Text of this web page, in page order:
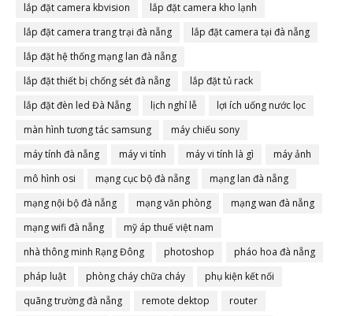
lắp đặt camera kbvision
lắp đặt camera kho lạnh
lắp đặt camera trang trại đà nẵng
lắp đặt camera tại đà nẵng
lắp đặt hệ thống mạng lan đà nẵng
lắp đặt thiết bị chống sét đà nẵng
lắp đặt tủ rack
lắp đặt đèn led Đà Nẵng
lịch nghỉ lễ
lợi ích uống nước lọc
màn hình tương tác samsung
máy chiếu sony
máy tính đà nẵng
máy vi tính máy vi tính là gì
máy ảnh
mô hình osi
mạng cục bộ đà nẵng
mạng lan đà nẵng
mạng nội bộ đà nẵng
mạng văn phòng
mạng wan đà nẵng
mạng wifi đà nẵng
mỹ áp thuế việt nam
nhà thông minh Rạng Đông
photoshop
pháo hoa đà nẵng
pháp luật
phòng cháy chữa cháy
phụ kiện kết nối
quãng trường đà nẵng
remote dektop
router